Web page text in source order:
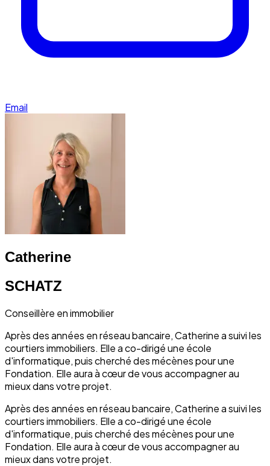
Email
Catherine
SCHATZ
Conseillère en immobilier
Après des années en réseau bancaire, Catherine a suivi les
courtiers immobiliers. Elle a co-dirigé une école
d'informatique, puis cherché des mécènes pour une
Fondation. Elle aura à cœur de vous accompagner au
mieux dans votre projet.
Après des années en réseau bancaire, Catherine a suivi les
courtiers immobiliers. Elle a co-dirigé une école
d'informatique, puis cherché des mécènes pour une
Fondation. Elle aura à cœur de vous accompagner au
mieux dans votre projet.